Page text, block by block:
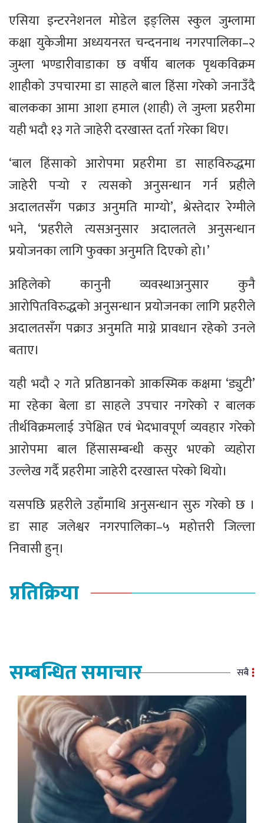
एसिया इन्टरनेशनल मोडेल इङ्लिस स्कुल जुम्लामा
कक्षा युकेजीमा अध्ययनरत चन्दननाथ नगरपालिका–२
जुम्ला भण्डारीवाडाका छ वर्षीय बालक पृथकविक्रम
शाहीको उपचारमा डा साहले बाल हिंसा गरेको जनाउँदै
बालकका आमा आशा हमाल (शाही) ले जुम्ला प्रहरीमा
यही भदौ १३ गते जाहेरी दरखास्त दर्ता गरेका थिए।
‘बाल हिंसाको आरोपमा प्रहरीमा डा साहविरुद्धमा
जाहेरी पर्‍यो र त्यसको अनुसन्धान गर्न प्रहीले
अदालतसँग पक्राउ अनुमति माग्यो’, श्रेस्तेदार रेग्मीले
भने, ‘प्रहरीले त्यसअनुसार अदालतले अनुसन्धान
प्रयोजनका लागि फुक्का अनुमति दिएको हो।’
अहिलेको कानुनी व्यवस्थाअनुसार कुनै
आरोपितविरुद्धको अनुसन्धान प्रयोजनका लागि प्रहरीले
अदालतसँग पक्राउ अनुमति माग्ने प्रावधान रहेको उनले
बताए।
यही भदौ २ गते प्रतिष्ठानको आकस्मिक कक्षमा ‘ड्युटी’
मा रहेका बेला डा साहले उपचार नगरेको र बालक
तीर्थविक्रमलाई उपेक्षित एवं भेदभावपूर्ण व्यवहार गरेको
आरोपमा बाल हिंसासम्बन्धी कसुर भएको व्यहोरा
उल्लेख गर्दै प्रहरीमा जाहेरी दरखास्त परेको थियो।
यसपछि प्रहरीले उहाँमाथि अनुसन्धान सुरु गरेको छ ।
डा साह जलेश्वर नगरपालिका–५ महोत्तरी जिल्ला
निवासी हुन्।
प्रतिक्रिया
सम्बन्धित समाचार सबै